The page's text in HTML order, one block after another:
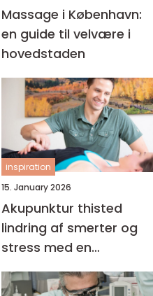
Massage i København:
en guide til velvære i
hovedstaden
inspiration
15. January 2026
Akupunktur thisted
lindring af smerter og
stress med en
helhedsorienteret
tilgang